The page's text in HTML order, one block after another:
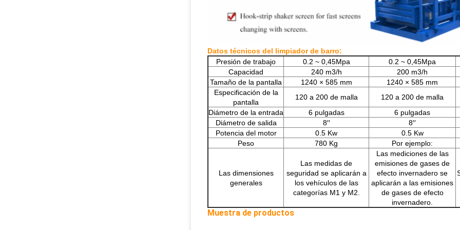
Datos técnicos del limpiador de barro:
Presión de trabajo
0.2 ~ 0,45Mpa
0.2 ~ 0,45Mpa
Capacidad
240 m3/h
200 m3/h
Tamaño de la pantalla
1240 × 585 mm
1240 × 585 mm
Especificación de la
pantalla
120 a 200 de malla
120 a 200 de malla
Diámetro de la entrada
6 pulgadas
6 pulgadas
Diámetro de salida
8′′
8′′
Potencia del motor
0.5 Kw
0.5 Kw
Peso
780 Kg Por ejemplo:
Las dimensiones
generales
Las medidas de
seguridad se aplicarán a
los vehículos de las
categorías M1 y M2.
Las mediciones de las
emisiones de gases de
efecto invernadero se
aplicarán a las emisiones
de gases de efecto
invernadero.
Muestra de productos